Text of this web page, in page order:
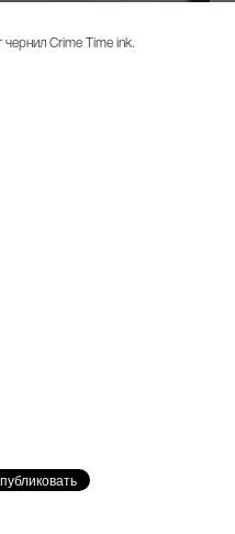
чернил Crime Time ink.